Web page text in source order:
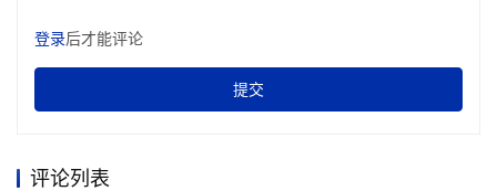
登录后才能评论
提交
评论列表